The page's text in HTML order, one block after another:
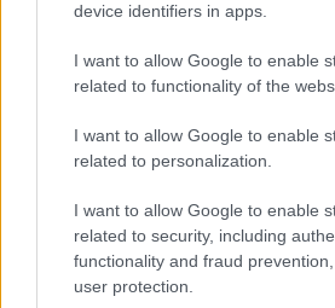
device identifiers in apps.
I want to allow Google to enable
related to functionality of the
I want to allow Google to enable
related to personalization.
I want to allow Google to enable
related to security, including
functionality and fraud
user protection.